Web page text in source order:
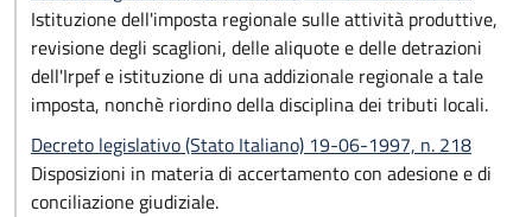
Istituzione dell'imposta regionale sulle attività produttive,
revisione degli scaglioni, delle aliquote e delle detrazioni
dell'Irpef e istituzione di una addizionale regionale a tale
imposta, nonchè riordino della disciplina dei tributi locali.
Decreto legislativo (Stato Italiano) 19-06-1997, n. 218
Disposizioni in materia di accertamento con adesione e di
conciliazione giudiziale.